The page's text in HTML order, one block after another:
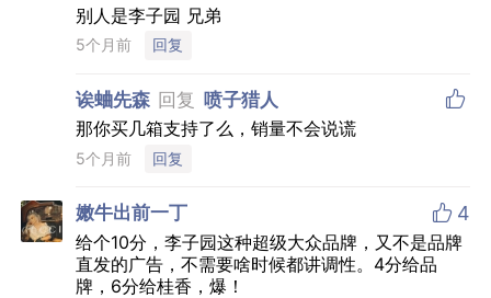
别人是李子园 兄弟
5个月前 回复
诶蛐先森 回复 喷子猎人 
那你买几箱支持了么，销量不会说谎
5个月前 回复
嫩牛出前一丁  4
给个10分，李子园这种超级大众品牌，又不是品牌
直发的广告，不需要啥时候都讲调性。4分给品
牌，6分给桂香，爆！